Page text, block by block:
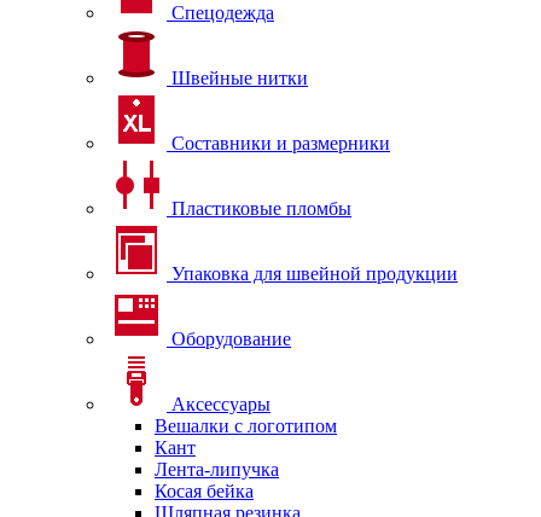
Спецодежда
Швейные нитки
Составники и размерники
Пластиковые пломбы
Упаковка для швейной продукции
Оборудование
Аксессуары
Вешалки с логотипом
Кант
Лента-липучка
Косая бейка
Шляпная резинка